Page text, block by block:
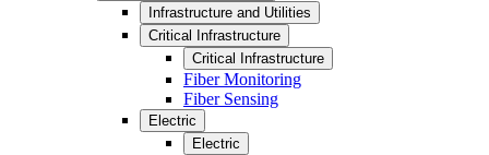
Infrastructure and Utilities
Critical Infrastructure
Critical Infrastructure
Fiber Monitoring
Fiber Sensing
Electric
Electric